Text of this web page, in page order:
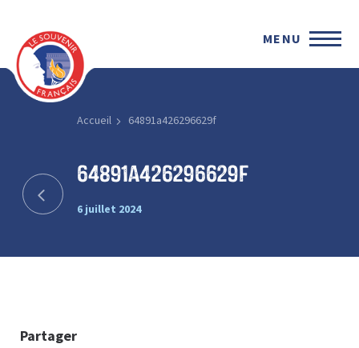
MENU
Accueil 64891a426296629f
64891a426296629f
6 juillet 2024
Partager